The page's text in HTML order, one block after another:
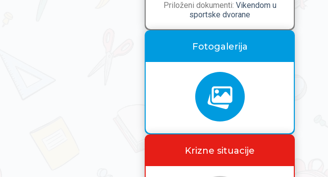
Priloženi dokumenti: Vikendom u
sportske dvorane
Fotogalerija
Krizne situacije